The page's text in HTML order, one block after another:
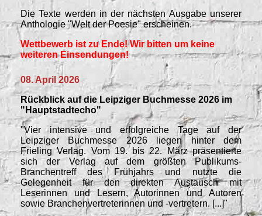
Die Texte werden in der nächsten Ausgabe unserer
Anthologie "Welt der Poesie" erscheinen.
Wettbewerb ist zu Ende! Wir bitten um keine
weiteren Einsendungen!
08. April 2026
Rückblick auf die Leipziger Buchmesse 2026 im
"Hauptstadtecho"
"Vier intensive und erfolgreiche Tage auf der
Leipziger Buchmesse 2026 liegen hinter dem
Frieling Verlag. Vom 19. bis 22. März präsentierte
sich der Verlag auf dem größten Publikums-
Branchentreff des Frühjahrs und nutzte die
Gelegenheit für den direkten Austausch mit
Leserinnen und Lesern, Autorinnen und Autoren
sowie Branchenvertreterinnen und -vertretern. [...]"